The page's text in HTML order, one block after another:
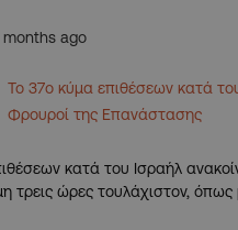
months ago
Το 37ο κύμα επιθέσεων κατά
Φρουροί της Επανάστασης
κατά του Ισραήλ
τρεις ώρες τουλάχιστον, όπως